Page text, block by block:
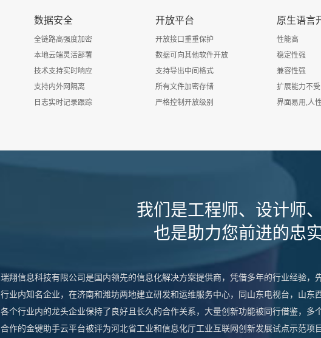
数据安全
全链路高强度加密
本地云端灵活部署
技术支持实时响应
支持内外网隔离
日志实时记录跟踪
开放平台
开放接口重重保护
数据可向其他软件开放
支持导出中间格式
所有文件加密存储
严格控制开放级别
原生语言
性能高
稳定性强
兼容性强
扩展能力不
界面易用,人
我们是工程师、设计师
也是助力您前进的忠
瑞翔信息科技有限公司是国内领先的信息化解决方案提供商，凭借多年的行业经验，
行业内知名企业，在济南和潍坊两地建立研发和运维服务中心，同山东电视台，山
各个行业内的龙头企业保持了良好且长久的合作关系，大量创新功能被同行借鉴，
合作的金键助手云平台被评为河北省工业和信息化厅工业互联网创新发展试点示范项目